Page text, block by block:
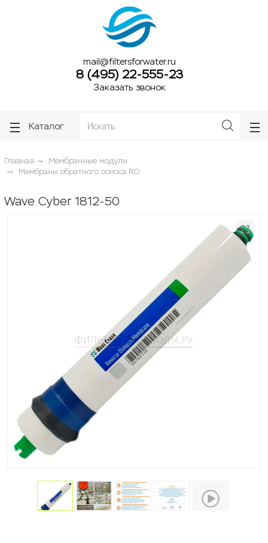
mail@filtersforwater.ru
8 (495) 22-555-23
Заказать звонок
Каталог
Главная
Мембранные модули
Мембраны обратного осмоса RO
Wave Cyber 1812-50